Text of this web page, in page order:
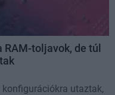
toljavok, de túl
utaztak,